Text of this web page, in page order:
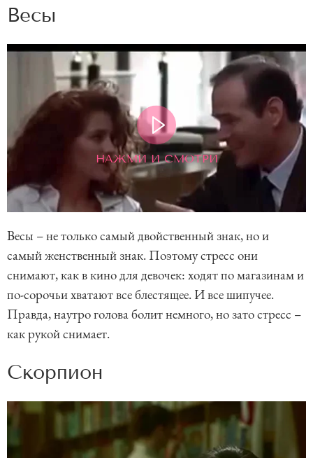
Весы
НАЖМИ И СМОТРИ
Весы – не только самый двойственный знак, но и
самый женственный знак. Поэтому стресс они
снимают, как в кино для девочек: ходят по магазинам и
по-сорочьи хватают все блестящее. И все шипучее.
Правда, наутро голова болит немного, но зато стресс –
как рукой снимает.
Скорпион